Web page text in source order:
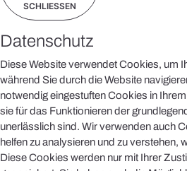
SCHLIESSEN
Datenschutz
Diese Website verwendet Cookies, um
während Sie durch die Website
notwendig eingestuften Cookies in
sie für das Funktionieren der
unerlässlich sind. Wir verwenden auch
helfen zu analysieren und zu verstehen,
Diese Cookies werden nur mit Ihrer